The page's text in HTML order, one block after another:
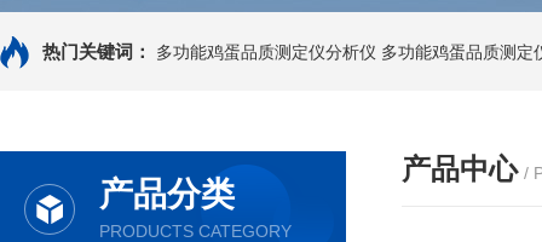
热门关键词： 多功能鸡蛋品质测定仪分析仪 多功能鸡蛋品质测定
产品分类
PRODUCTS CATEGORY
产品中心 /